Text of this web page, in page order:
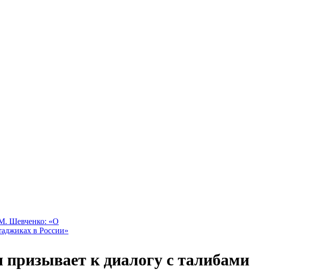
Шевченко: «О
в России»
к диалогу с талибами